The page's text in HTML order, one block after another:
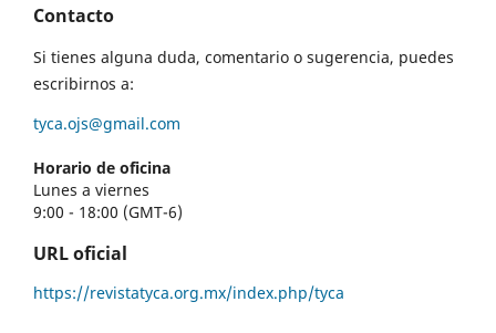
Contacto
Si tienes alguna duda, comentario o sugerencia, puedes
escribirnos a:
tyca.ojs@gmail.com
Horario de oficina
Lunes a viernes
9:00 - 18:00 (GMT-6)
URL oficial
https://revistatyca.org.mx/index.php/tyca